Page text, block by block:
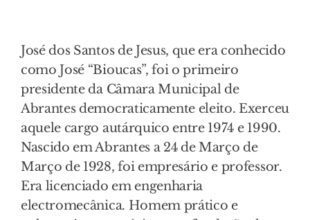
José dos Santos de Jesus, que era conhecido
como José “Bioucas”, foi o primeiro
presidente da Câmara Municipal de
Abrantes democraticamente eleito. Exerceu
aquele cargo autárquico entre 1974 e 1990.
Nascido em Abrantes a 24 de Março de
Março de 1928, foi empresário e professor.
Era licenciado em engenharia
electromecânica. Homem prático e